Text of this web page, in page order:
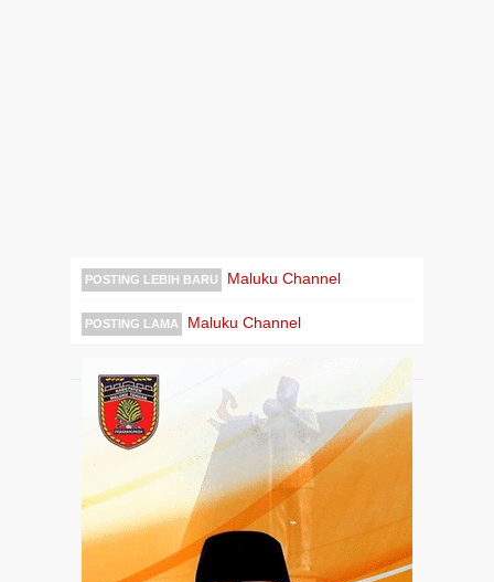
POSTING LEBIH BARU Maluku Channel
POSTING LAMA Maluku Channel